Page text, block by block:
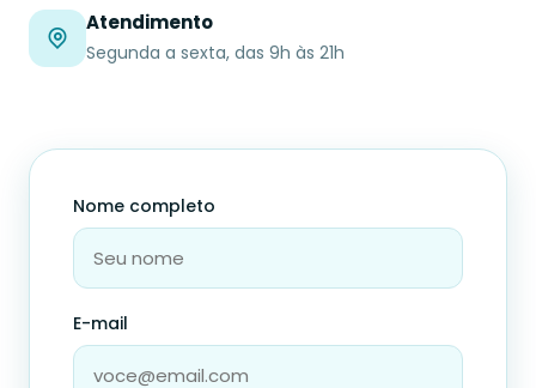
Atendimento
Segunda a sexta, das 9h às 21h
Nome completo
E-mail